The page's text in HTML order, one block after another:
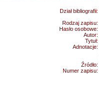
Dział bibliografii:
Rodzaj zapisu:
Hasło osobowe:
Autor:
Tytuł:
Adnotacje:
Źródło:
Numer zapisu: